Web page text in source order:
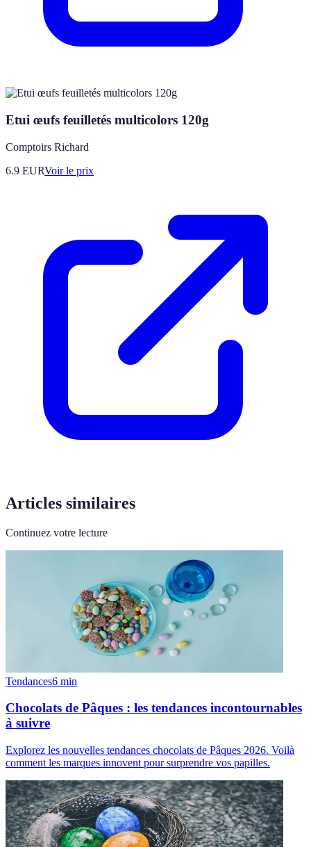
Etui œufs feuilletés multicolors 120g
Comptoirs Richard
6.9 EURVoir le prix
Articles similaires
Continuez votre lecture
Tendances6 min
Chocolats de Pâques : les tendances incontournables
à suivre
Explorez les nouvelles tendances chocolats de Pâques 2026. Voilà
comment les marques innovent pour surprendre vos papilles.